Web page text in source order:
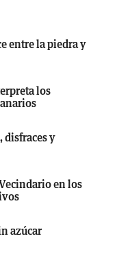
entre la piedra y
los
disfraces y
en los
azúcar